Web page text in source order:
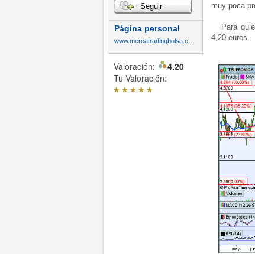
Seguir
Página personal
Valoración:
4.20
Tu Valoración:
*****
muy poca
Para
4,20 euros.